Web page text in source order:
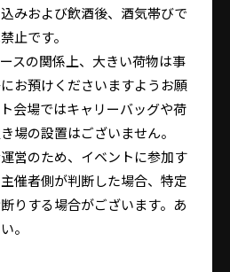
みおよび飲酒後、酒気帯びで
止です。
スの関係上、大きい荷物は事
お預けくださいますようお願
会場ではキャリーバッグや荷
場の設置はございません。
営のため、イベントに参加す
催者側が判断した場合、特定
りする場合がございます。あ
。